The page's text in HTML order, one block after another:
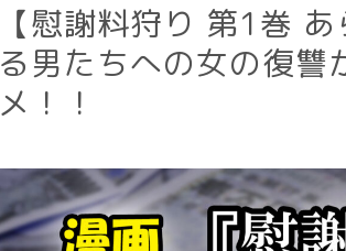
【慰謝料狩り 第1巻
る男たちへの女の復
メ！！